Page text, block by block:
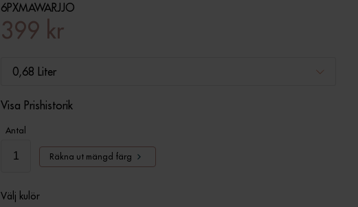
6PXMAWARJJO
399 kr
0,68 Liter
Visa Prishistorik
Antal
Räkna ut mängd färg
Välj kulör